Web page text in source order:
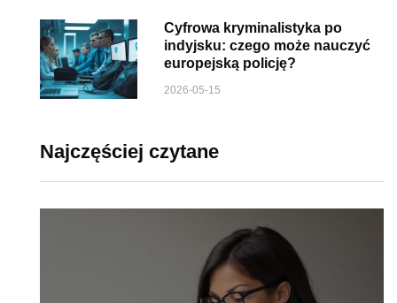
Cyfrowa kryminalistyka po
indyjsku: czego może nauczyć
europejską policję?
2026-05-15
Najczęściej czytane